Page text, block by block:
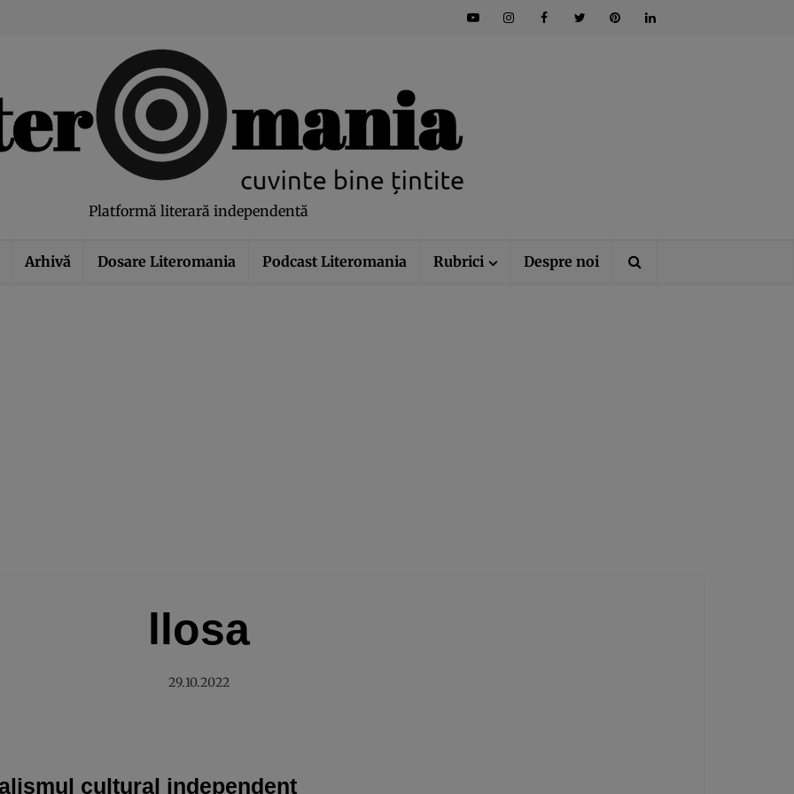
Platformă literară independentă
Arhivă Dosare Literomania Podcast Literomania Rubrici Despre noi
llosa
29.10.2022
cultural independent